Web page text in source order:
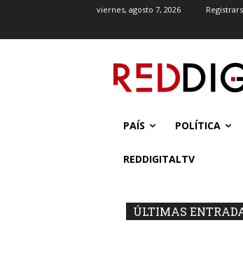
viernes, agosto 7, 2026
PAÍS POLÍTICA
REDDIGITALTV
ÚLTIMAS